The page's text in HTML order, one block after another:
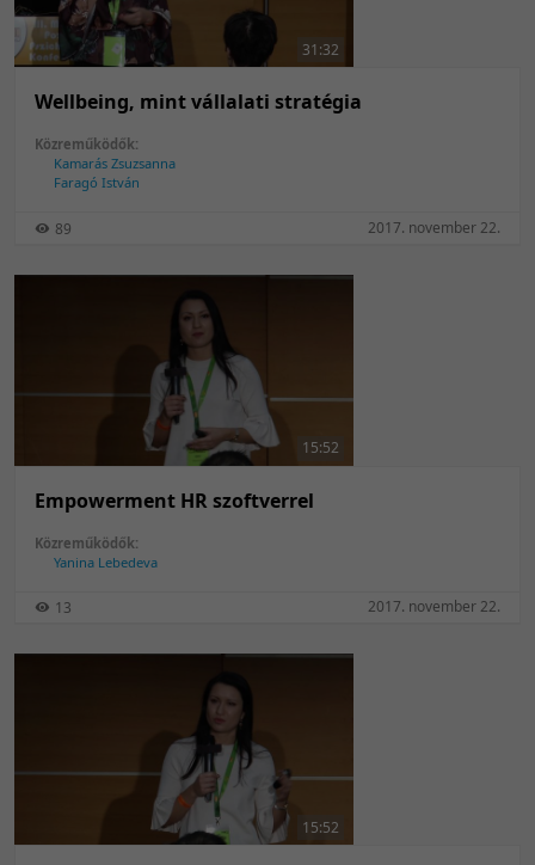
31:32
Wellbeing, mint vállalati stratégia
Közreműködők:
Kamarás Zsuzsanna
Faragó István
89 2017. november 22.
15:52
Empowerment HR szoftverrel
Közreműködők:
Yanina Lebedeva
13 2017. november 22.
15:52